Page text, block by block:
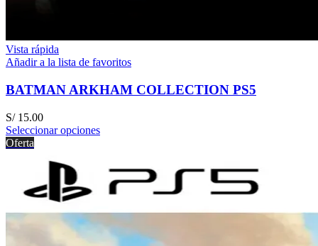
Vista rápida
Añadir a la lista de favoritos
BATMAN ARKHAM COLLECTION PS5
S/15.00
Seleccionar opciones
Oferta